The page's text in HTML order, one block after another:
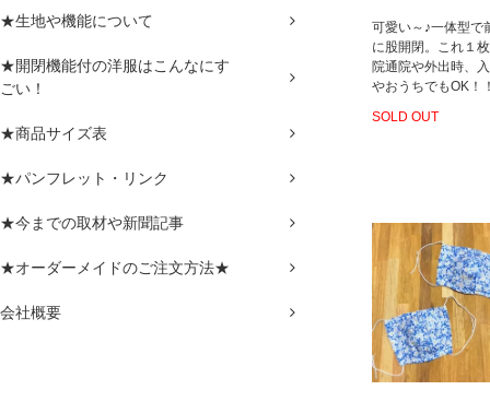
★生地や機能について
★開閉機能付の洋服はこんなにす
ごい！
★商品サイズ表
★パンフレット・リンク
★今までの取材や新聞記事
★オーダーメイドのご注文方法★
会社概要
可愛い～♪一体型で
に股開閉。これ１
院通院や外出時、
やおうちでもOK！
SOLD OUT